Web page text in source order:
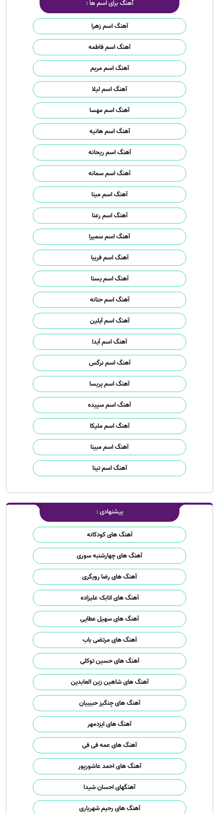
آهنگ برای اسم ها :
آهنگ اسم زهرا
آهنگ اسم فاطمه
آهنگ اسم مریم
آهنگ اسم لیلا
آهنگ اسم مهسا
آهنگ اسم هانیه
آهنگ اسم ریحانه
آهنگ اسم سمانه
آهنگ اسم مینا
آهنگ اسم رعنا
آهنگ اسم سمیرا
آهنگ اسم فریبا
آهنگ اسم یسنا
آهنگ اسم حنانه
آهنگ اسم آیلین
آهنگ اسم آیدا
آهنگ اسم نرگس
آهنگ اسم پریسا
آهنگ اسم سپیده
آهنگ اسم ملیکا
آهنگ اسم مبینا
آهنگ اسم تینا
پیشنهادی :
آهنگ های کودکانه
آهنگ های چهارشنبه سوری
آهنگ های رضا رویگری
آهنگ های اتابک علیزاده
آهنگ های سهیل عطایی
آهنگ های مرتضی باب
آهنگ های حسین توکلی
آهنگ های شاهین زین العابدین
آهنگ های چنگیز حبیبیان
آهنگ های ایزدمهر
آهنگ های عمه فی فی
آهنگ های احمد عاشورپور
آهنگهای احسان شیدا
آهنگ های رحیم شهریاری